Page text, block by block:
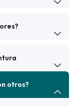
otros?